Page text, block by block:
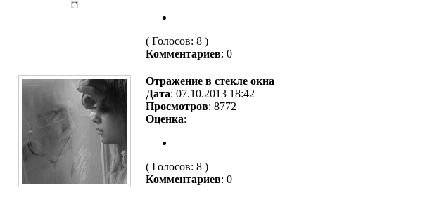
( Голосов: 8 )
Комментариев: 0
Отражение в стекле окна
Дата: 07.10.2013 18:42
Просмотров: 8772
Оценка:
( Голосов: 8 )
Комментариев: 0